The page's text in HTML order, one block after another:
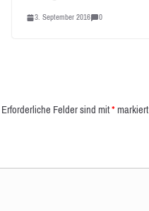
3. September 2016 0
Erforderliche Felder sind mit*markiert